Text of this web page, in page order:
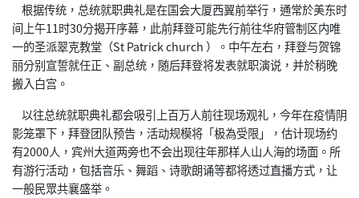
根据传统，总统就职典礼是在国会大厦西翼前举行，通常於美东时
间上午11时30分揭开序幕，此前拜登可能先行前往华府管制区内唯
一的圣派翠克教堂（St Patrick church ）。中午左右，拜登与贺锦
丽分别宣誓就任正、副总统，随后拜登将发表就职演说，并於稍晚
搬入白宫。
以往总统就职典礼都会吸引上百万人前往现场观礼，今年在疫情阴
影笼罩下，拜登团队预告，活动规模将「极為受限」，估计现场约
有2000人，宾州大道两旁也不会出现往年那样人山人海的场面。所
有游行活动，包括音乐、舞蹈、诗歌朗诵等都将透过直播方式，让
一般民眾共襄盛举。